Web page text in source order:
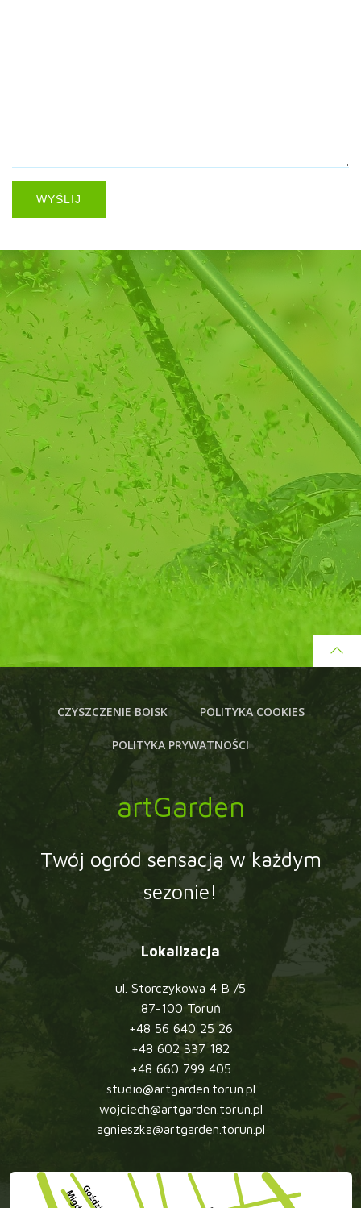
CZYSZCZENIE BOISK POLITYKA COOKIES
POLITYKA PRYWATNOŚCI
artGarden
Twój ogród sensacją w każdym
sezonie!
Lokalizacja
ul. Storczykowa 4 B /5
87-100 Toruń
+48 56 640 25 26
+48 602 337 182
+48 660 799 405
studio@artgarden.torun.pl
wojciech@artgarden.torun.pl
agnieszka@artgarden.torun.pl